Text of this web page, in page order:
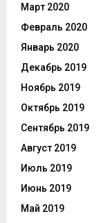
Март 2020
Февраль 2020
Январь 2020
Декабрь 2019
Ноябрь 2019
Октябрь 2019
Сентябрь 2019
Август 2019
Июль 2019
Июнь 2019
Май 2019